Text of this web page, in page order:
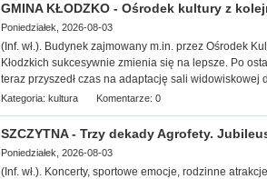
GMINA KŁODZKO - Ośrodek kultury z
Poniedziałek, 2026-08-03
(Inf. wł.). Budynek zajmowany m.in. przez Ośrodek
Kłodzkich su kcesywnie zmienia się na lepsze. Po
teraz przyszedł czas na adaptację sali widowiskowej
Kategoria: kultura Komentarze: 0
SZCZYTNA - Trzy dekady Agrofety.
Poniedziałek, 2026-08-03
(Inf. wł.). Koncerty, sportowe emocje, rodzinne